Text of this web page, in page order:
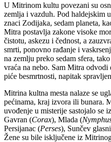
U Mitrinom kultu povezani su
zemlja i vazduh. Pod haldejskim
znaci Zodijaka, sedam planeta,
Mitra postavlja zakone visoke
čistotu, askezu i čednost, a
smrti, ponovno rađanje i
na zemlju preko sedam sfera,
vraća na nebo. Sam Mitra
piće besmrtnosti, napitak
Mitrina kultna mesta nalaze se
pećinama, kraj izvora ili bunara.
uvođenje u misterije sastojalo se
Gavran (Corax), Mlada (
Persijanac (Perses), Sunčev
Žene su bile isključene iz